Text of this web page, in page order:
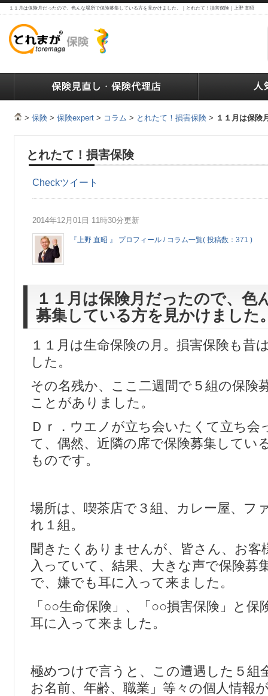
１１月は保険月だったので、色んな場所で保険募集している方を見かけました。｜とれたて！損害保険｜上野 直昭
> 保険 > 保険expert > コラム > とれたて！損害保険 > １１月は保険
とれたて！損害保険
Checkツイート
2014年12月01日 11時30分更新
『上野 直昭 』 プロフィール / コラム一覧( 投稿数：371 )
１１月は保険月だったので、色
募集している方を見かけました
１１月は生命保険の月。損害保険も昔
した。
その名残か、ここ二週間で５組の保険
ことがありました。
Ｄｒ．ウエノが立ち会いたくて立ち会
て、偶然、近隣の席で保険募集してい
ものです。
場所は、喫茶店で３組、カレー屋、フ
れ１組。
聞きたくありませんが、皆さん、お客
入っていて、結果、大きな声で保険募
で、嫌でも耳に入って来ました。
「○○生命保険」、「○○損害保険」と保
耳に入って来ました。
極めつけで言うと、この遭遇した５組
お名前、年齢、職業」等々の個人情報